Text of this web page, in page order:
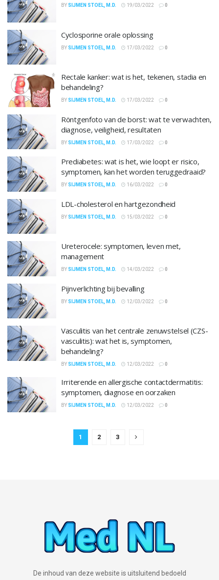
BY SIJMEN STOEL, M.D. 19/03/2022 0
Cyclosporine orale oplossing
BY SIJMEN STOEL, M.D. 17/03/2022 0
Rectale kanker: wat is het, tekenen, stadia en
behandeling?
BY SIJMEN STOEL, M.D. 17/03/2022 0
Röntgenfoto van de borst: wat te verwachten,
diagnose, veiligheid, resultaten
BY SIJMEN STOEL, M.D. 17/03/2022 0
Prediabetes: wat is het, wie loopt er risico,
symptomen, kan het worden teruggedraaid?
BY SIJMEN STOEL, M.D. 16/03/2022 0
LDL-cholesterol en hartgezondheid
BY SIJMEN STOEL, M.D. 15/03/2022 0
Ureterocele: symptomen, leven met,
management
BY SIJMEN STOEL, M.D. 14/03/2022 0
Pijnverlichting bij bevalling
BY SIJMEN STOEL, M.D. 12/03/2022 0
Vasculitis van het centrale zenuwstelsel (CZS-
vasculitis): wat het is, symptomen,
behandeling?
BY SIJMEN STOEL, M.D. 12/03/2022 0
Irriterende en allergische contactdermatitis:
symptomen, diagnose en oorzaken
BY SIJMEN STOEL, M.D. 12/03/2022 0
1 2 3
De inhoud van deze website is uitsluitend bedoeld